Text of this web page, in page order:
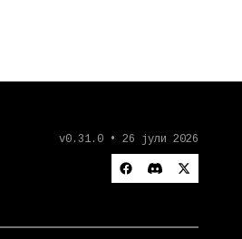
v0.31.0 • 26 јули 2026